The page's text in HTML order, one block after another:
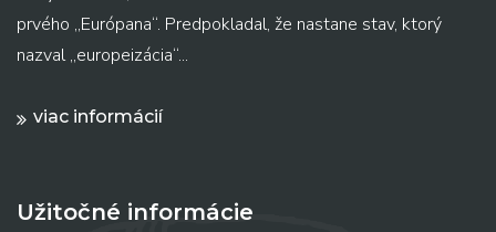
prvého „Európana“. Predpokladal, že nastane stav, ktorý
nazval „europeizácia“...
viac informácií
Užitočné informácie